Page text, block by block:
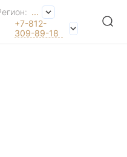
...
+7-812-
309-89-18